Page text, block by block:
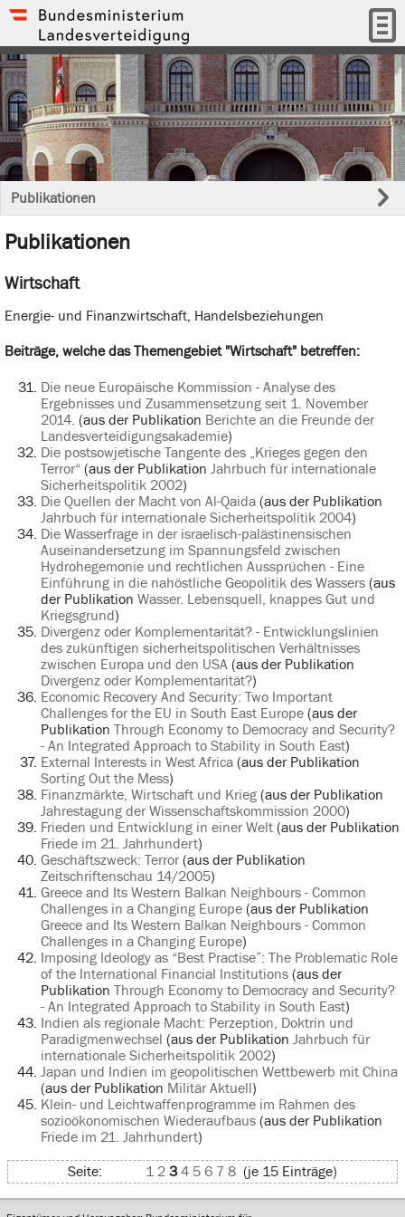
Publikationen
Publikationen
Wirtschaft
Energie- und Finanzwirtschaft, Handelsbeziehungen
Beiträge, welche das Themengebiet "Wirtschaft" betreffen:
Die neue Europäische Kommission - Analyse des
Ergebnisses und Zusammensetzung seit 1. November
2014. (aus der Publikation Berichte an die Freunde der
Landesverteidigungsakademie)
Die postsowjetische Tangente des „Krieges gegen den
Terror“(aus der Publikation Jahrbuch für internationale
Sicherheitspolitik 2002)
Die Quellen der Macht von Al-Qaida(aus der Publikation
Jahrbuch für internationale Sicherheitspolitik 2004)
Die Wasserfrage in der israelisch-palästinensischen
Auseinandersetzung im Spannungsfeld zwischen
Hydrohegemonie und rechtlichen Aussprüchen - Eine
Einführung in die nahöstliche Geopolitik des Wassers(aus
der Publikation Wasser. Lebensquell, knappes Gut und
Kriegsgrund)
Divergenz oder Komplementarität? - Entwicklungslinien
des zukünftigen sicherheitspolitischen Verhältnisses
zwischen Europa und den USA(aus der Publikation
Divergenz oder Komplementarität?)
Economic Recovery And Security: Two Important
Challenges for the EU in South East Europe(aus der
Publikation Through Economy to Democracy and Security?
- An Integrated Approach to Stability in South East)
External Interests in West Africa(aus der Publikation
Sorting Out the Mess)
Finanzmärkte, Wirtschaft und Krieg(aus der Publikation
Jahrestagung der Wissenschaftskommission 2000)
Frieden und Entwicklung in einer Welt(aus der Publikation
Friede im 21. Jahrhundert)
Geschäftszweck: Terror(aus der Publikation
Zeitschriftenschau 14/2005)
Greece and Its Western Balkan Neighbours - Common
Challenges in a Changing Europe(aus der Publikation
Greece and Its Western Balkan Neighbours - Common
Challenges in a Changing Europe)
Imposing Ideology as “Best Practise”: The Problematic Role
of the International Financial Institutions(aus der
Publikation Through Economy to Democracy and Security?
- An Integrated Approach to Stability in South East)
Indien als regionale Macht: Perzeption, Doktrin und
Paradigmenwechsel (aus der Publikation Jahrbuch für
internationale Sicherheitspolitik 2002)
Japan und Indien im geopolitischen Wettbewerb mit China
(aus der Publikation Militär Aktuell)
Klein- und Leichtwaffenprogramme im Rahmen des
sozioökonomischen Wiederaufbaus(aus der Publikation
Friede im 21. Jahrhundert)
Seite: 1 2 3 4 5 6 7 8 (je 15 Einträge)